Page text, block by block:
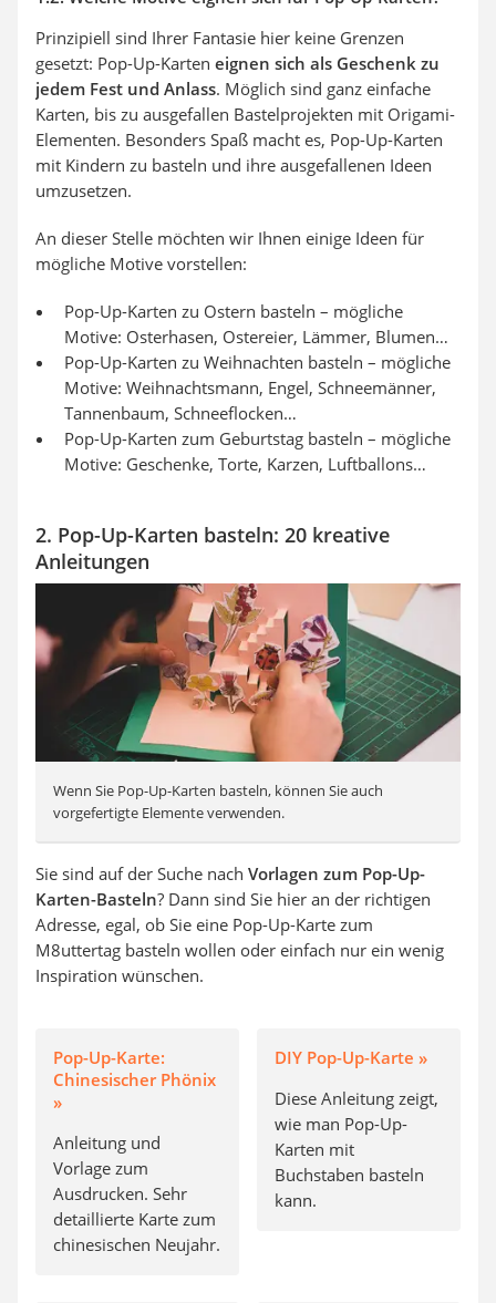
Prinzipiell sind Ihrer Fantasie hier keine Grenzen
gesetzt: Pop-Up-Karten eignen sich als Geschenk zu
jedem Fest und Anlass. Möglich sind ganz einfache
Karten, bis zu ausgefallen Bastelprojekten mit Origami-
Elementen. Besonders Spaß macht es, Pop-Up-Karten
mit Kindern zu basteln und ihre ausgefallenen Ideen
umzusetzen.
An dieser Stelle möchten wir Ihnen einige Ideen für
mögliche Motive vorstellen:
Pop-Up-Karten zu Ostern basteln – mögliche
Motive: Osterhasen, Ostereier, Lämmer, Blumen…
Pop-Up-Karten zu Weihnachten basteln – mögliche
Motive: Weihnachtsmann, Engel, Schneemänner,
Tannenbaum, Schneeflocken…
Pop-Up-Karten zum Geburtstag basteln – mögliche
Motive: Geschenke, Torte, Karzen, Luftballons…
2. Pop-Up-Karten basteln: 20 kreative
Anleitungen
Wenn Sie Pop-Up-Karten basteln, können Sie auch
vorgefertigte Elemente verwenden.
Sie sind auf der Suche nach Vorlagen zum Pop-Up-
Karten-Basteln? Dann sind Sie hier an der richtigen
Adresse, egal, ob Sie eine Pop-Up-Karte zum
M8uttertag basteln wollen oder einfach nur ein wenig
Inspiration wünschen.
Pop-Up-Karte:
Chinesischer Phönix
»
Anleitung und
Vorlage zum
Ausdrucken. Sehr
detaillierte Karte zum
chinesischen Neujahr.
DIY Pop-Up-Karte »
Diese Anleitung zeigt,
wie man Pop-Up-
Karten mit
Buchstaben basteln
kann.